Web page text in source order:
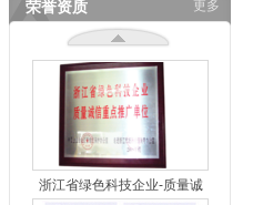
荣誉资质 更多
浙江省首批工程建设质量领先
产品2